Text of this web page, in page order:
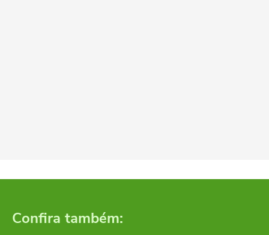
Confira também: